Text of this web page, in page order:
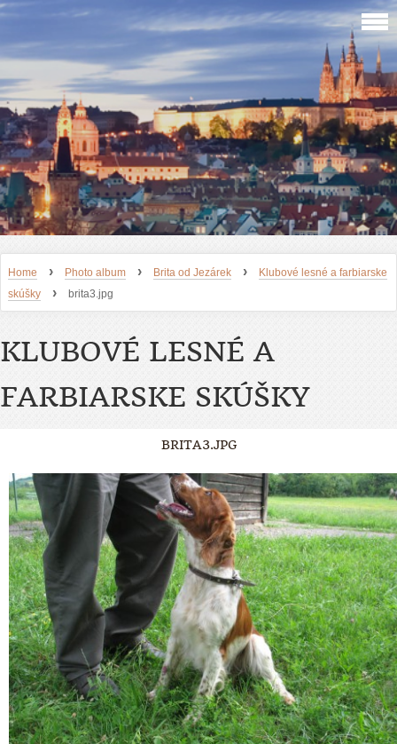
Home › Photo album › Brita od Jezárek ›
Klubové lesné a farbiarske
skúšky
› brita3.jpg
KLUBOVÉ LESNÉ A
FARBIARSKE SKÚŠKY
BRITA3.JPG